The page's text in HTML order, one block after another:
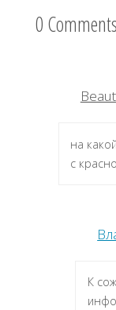
0 Comments
на
с
К